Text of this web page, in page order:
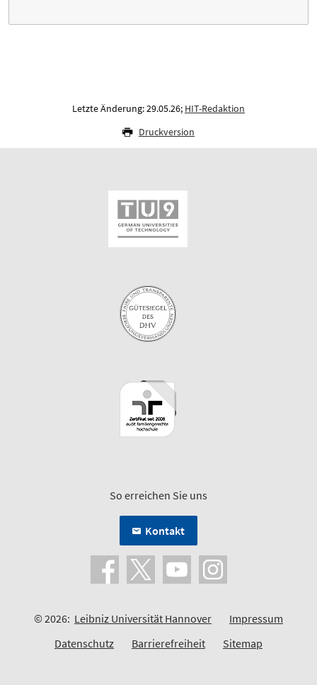
Letzte Änderung: 29.05.26; HIT-Redaktion
Druckversion
So erreichen Sie uns
Kontakt
© 2026: Leibniz Universität Hannover
Impressum
Datenschutz
Barrierefreiheit Sitemap